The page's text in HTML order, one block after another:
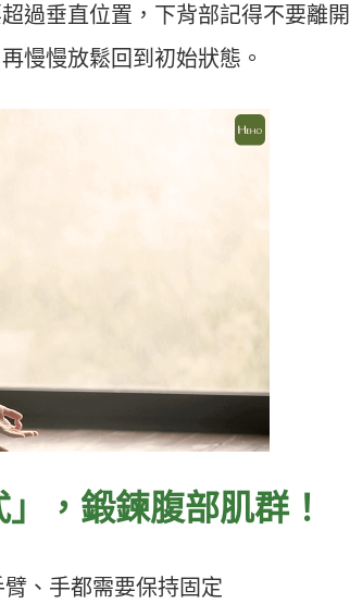
過垂直位置，下背部記得不要離開
慢慢放鬆回到初始狀態。
，鍛鍊腹部肌群！
、手都需要保持固定